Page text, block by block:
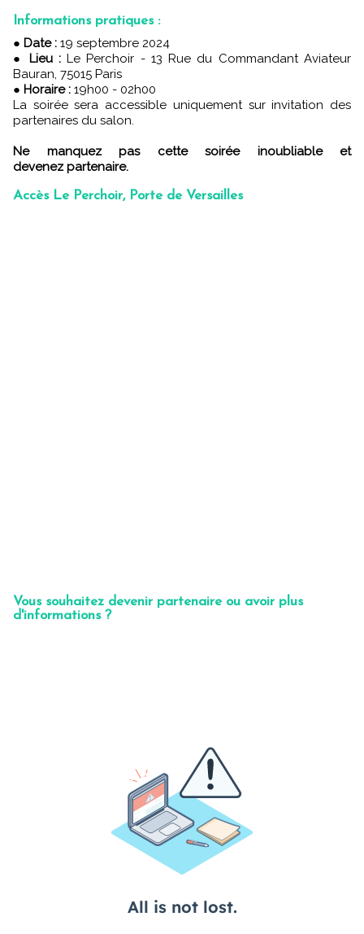
Informations pratiques :
Date : 19 septembre 2024
● Lieu :Le Perchoir - 13 Rue du Commandant Aviateur
Bauran, 75015 Paris
● Horaire : 19h00 - 02h00
La soirée sera accessible uniquement sur invitation des
partenaires du salon.
Ne manquez pas cette soirée inoubliable et
devenez partenaire.
Accès Le Perchoir, Porte de Versailles
Vous souhaitez devenir partenaire ou avoir plus
d'informations ?